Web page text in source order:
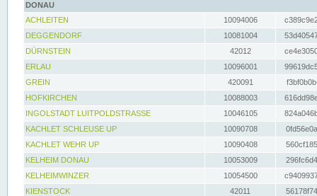
DONAU
ACHLEITEN
10094006
DEGGENDORF
10081004
DÜRNSTEIN
42012
ERLAU
10096001
GREIN
420091
HOFKIRCHEN
10088003
INGOLSTADT LUITPOLDSTRASSE
10046105
KACHLET SCHLEUSE UP
10090708
KACHLET WEHR UP
10090408
KELHEIM DONAU
10053009
KELHEIMWINZER
10054500
KIENSTOCK
42011